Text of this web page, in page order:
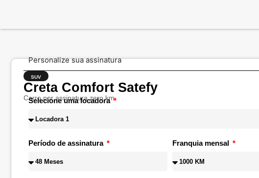
SUV
Creta Comfort Satefy
Carro por assinatura zero km
Personalize sua assinatura
Selecione uma locadora
Período de assinatura Franquia mensal